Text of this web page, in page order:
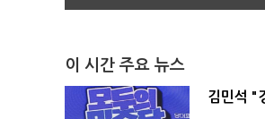
이 시간 주요 뉴스
김민석 "